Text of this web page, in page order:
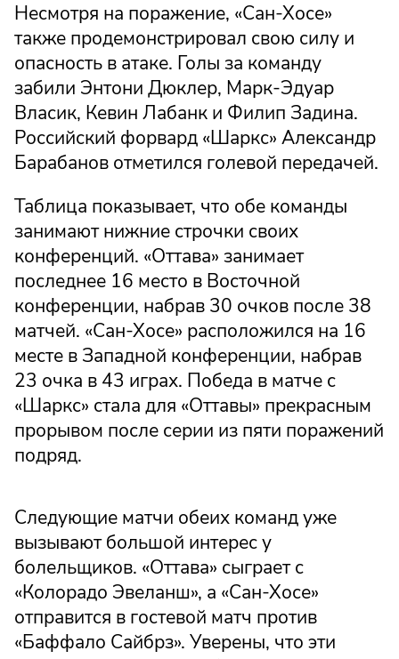
Несмотря на поражение, «Сан-Хосе»
также продемонстрировал свою силу и
опасность в атаке. Голы за команду
забили Энтони Дюклер, Марк-Эдуар
Власик, Кевин Лабанк и Филип Задина.
Российский форвард «Шаркс» Александр
Барабанов отметился голевой передачей.
Таблица показывает, что обе команды
занимают нижние строчки своих
конференций. «Оттава» занимает
последнее 16 место в Восточной
конференции, набрав 30 очков после 38
матчей. «Сан-Хосе» расположился на 16
месте в Западной конференции, набрав
23 очка в 43 играх. Победа в матче с
«Шаркс» стала для «Оттавы» прекрасным
прорывом после серии из пяти поражений
подряд.
Следующие матчи обеих команд уже
вызывают большой интерес у
болельщиков. «Оттава» сыграет с
«Колорадо Эвеланш», а «Сан-Хосе»
отправится в гостевой матч против
«Баффало Сайбрз». Уверены, что эти